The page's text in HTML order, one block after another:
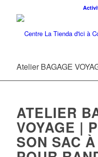
Atelier BAGAGE
ATELIER
VOYAGE |
SON SAC